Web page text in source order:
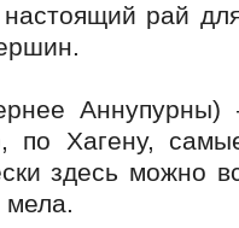
рай
по Хагену,
здесь можно
мела.